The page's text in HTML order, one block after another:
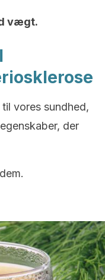
vægt.
vores sundhed,
der